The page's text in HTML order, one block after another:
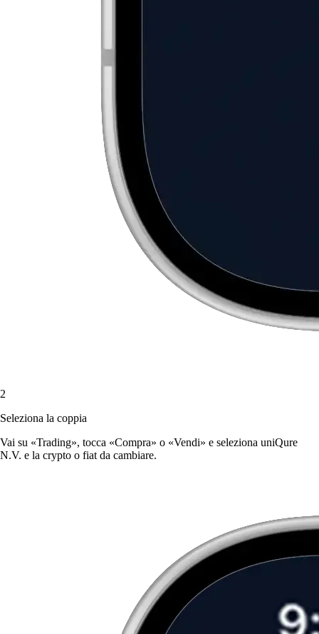
2
Seleziona la coppia
Vai su «Trading», tocca «Compra» o «Vendi» e seleziona uniQure
N.V. e la crypto o fiat da cambiare.